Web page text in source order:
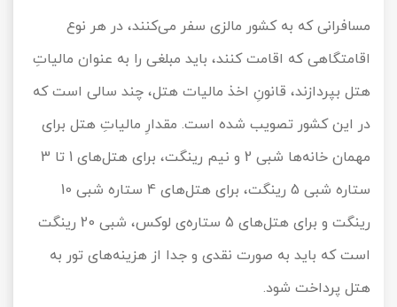
مسافرانی که به کشور مالزی سفر می‌کنند، در هر نوع
اقامتگاهی که اقامت کنند، باید مبلغی را به عنوان مالیاتِ
هتل بپردازند، قانونِ اخذ مالیات هتل، چند سالی است که
در این کشور تصویب شده است. مقدارِ مالیاتِ هتل برای
مهمان خانه‌ها شبی 2 و نیم رینگت، برای هتل‌های 1 تا 3
ستاره شبی 5 رینگت، برای هتل‌های 4 ستاره شبی 10
رینگت و برای هتل‌های 5 ستاره‌ی لوکس، شبی 20 رینگت
است که باید به صورت نقدی و جدا از هزینه‌های تور به
هتل پرداخت شود.